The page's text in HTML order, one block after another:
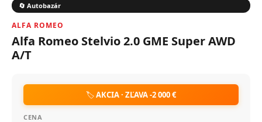
🔄 Autobazár
ALFA ROMEO
Alfa Romeo Stelvio 2.0 GME Super AWD
A/T
🏷️AKCIA · ZĽAVA -2 000 €
CENA